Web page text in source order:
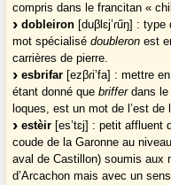
compris dans le francitan «
dobleiron [duβlɛj’ɾűŋ] :
mot spécialisédoubleron est
carrières de pierre.
esbrifar [ezβɾi’fa] : mettre
étant donné quebrifferdans
loques, est un mot de l’est de
estèir [es’tɛj] : petit affluent
coude de la Garonne au
aval de Castillon) soumis aux
d’Arcachon mais avec un